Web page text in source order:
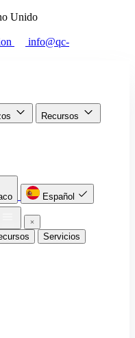
Unido
info@qc-
Recursos
Español
Servicios